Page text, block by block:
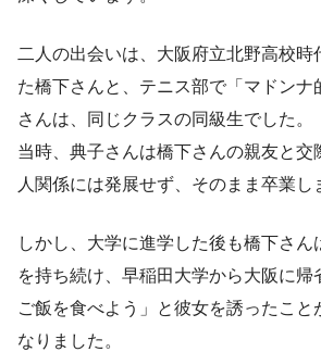
二人の出会いは、大阪府立北野高校時
た橋下さんと、テニス部で「マドンナ
さんは、同じクラスの同級生でした。
当時、典子さんは橋下さんの親友と交
人関係には発展せず、そのまま卒業し
しかし、大学に進学した後も橋下さん
を持ち続け、早稲田大学から大阪に帰
ご飯を食べよう」と彼女を誘ったこと
なりました。